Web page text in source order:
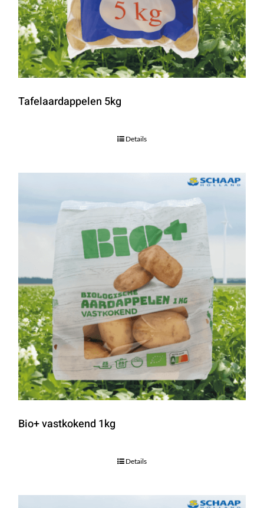
Tafelaardappelen 5kg
Details
Bio+ vastkokend 1kg
Details